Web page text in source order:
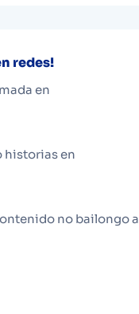
redes!
en
historias en
no bailongo a